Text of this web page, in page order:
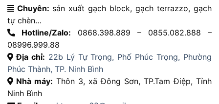
Chuyên: sản xuất gạch block, gạch terrazzo, gạch
tự chèn…
Hotline/Zalo: 0868.398.889 – 0855.082.888 –
08996.999.88
Địa chỉ: 22b Lý Tự Trọng, Phố Phúc Trọng, Phường
Phúc Thành, TP. Ninh Bình
Nhà máy: Thôn 3, xã Đông Sơn, TP.Tam Điệp, Tỉnh
Ninh Bình